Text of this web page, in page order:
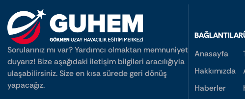
Sorularınız mı var? Yardımcı olmaktan memnuniyet
duyarız! Bize aşağıdaki iletişim bilgileri aracılığıyla
ulaşabilirsiniz. Size en kısa sürede geri dönüş
yapacağız.
BAĞLANTILAR
Anasayfa
Hakkımızda
Haberler